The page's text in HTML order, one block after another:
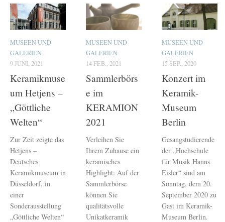
MUSEEN UND
GALERIEN
9 JUNI, 2021
Keramikmuse
um Hetjens –
„Göttliche
Welten“
Zur Zeit zeigte das
Hetjens –
Deutsches
Keramikmuseum in
Düsseldorf, in
einer
Sonderausstellung
„Göttliche Welten“
MUSEEN UND
GALERIEN
14 FEB., 2021
Sammlerbörs
e im
KERAMION
2021
Verleihen Sie
Ihrem Zuhause ein
keramisches
Highlight: Auf der
Sammlerbörse
können Sie
qualitätsvolle
Unikatkeramik
MUSEEN UND
GALERIEN
15 SEP., 2020
Konzert im
Keramik-
Museum
Berlin
Gesangstudierende
der „Hochschule
für Musik Hanns
Eisler“ sind am
Sonntag, dem 20.
September 2020 zu
Gast im Keramik-
Museum Berlin.